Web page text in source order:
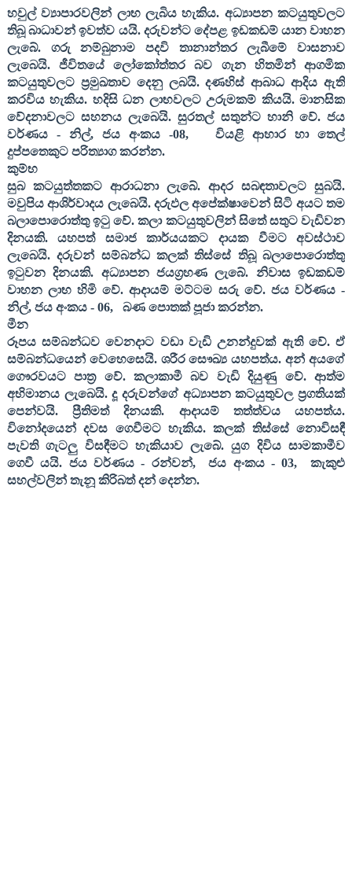
හවුල් ව්‍යාපාරවලින් ලාභ ලැබිය හැකිය. අධ්‍යාපන කටයුතුවලට
තිබූ බාධාවන් ඉවත්ව යයි. දරුවන්ට දේපළ ඉඩකඩම් යාන වාහන
ලැබේ. ගරු නම්බුනාම පදවි තානාන්තර ලැබීමේ වාසනාව
ලැබෙයි. ජීවිතයේ ලෝකෝත්තර බව ගැන හිතමින් ආගමික
කටයුතුවලට ප්‍රමුඛතාව දෙනු ලබයි. දණහිස් ආබාධ ආදිය ඇති
කරවිය හැකිය. හදිසි ධන ලාභවලට උරුමකම් කියයි. මානසික
වේදනාවලට සහනය ලැබෙයි. සුරතල් සතුන්ට හානි වේ. ජය
වර්ණය - නිල්,ජය අංකය -08,
වියළි ආහාර හා තෙල්
දුප්පතෙකුට පරිත්‍යාග කරන්න.
කුම්භ
සුබ කටයුත්තකට ආරාධනා ලැබේ. ආදර සබඳතාවලට සුබයි.
මවුපිය ආශිර්වාදය ලැබෙයි. දරුඵල අපේක්ෂාවෙන් සිටි අයට තම
බලාපොරොත්තු ඉටු වේ. කලා කටයුතුවලින් සිතේ සතුට වැඩිවන
දිනයකි. යහපත් සමාජ කාර්යයකට දායක වීමට අවස්ථාව
ලැබෙයි. දරුවන් සම්බන්ධ කලක් තිස්සේ තිබූ බලාපොරොත්තු
ඉටුවන දිනයකි. අධ්‍යාපන ජයග්‍රහණ ලැබේ. නිවාස ඉඩකඩම්
වාහන ලාභ හිමි වේ. ආදායම් මට්ටම සරු වේ. ජය වර්ණය -
නිල්, ජය අංකය -06,
බණ පොතක් පූජා කරන්න.
මීන
රූපය සම්බන්ධව වෙනදාට වඩා වැඩි උනන්දුවක් ඇති වේ. ඒ
සම්බන්ධයෙන් වෙහෙසෙයි. ශරීර සෞඛ්‍ය යහපත්ය. අන් අයගේ
ගෞරවයට පාත්‍ර වේ. කලාකාමී බව වැඩි දියුණු වේ. ආත්ම
අභිමානය ලැබෙයි. දූ දරුවන්ගේ අධ්‍යාපන කටයුතුවල ප්‍රගතියක්
පෙන්වයි. ප්‍රීතිමත් දිනයකි. ආදායම් තත්ත්වය යහපත්ය.
විනෝදයෙන් දවස ගෙවීමට හැකිය. කලක් තිස්සේ නොවිසඳී
පැවති ගැටලු විසඳීමට හැකියාව ලැබේ. යුග දිවිය සාමකාමීව
ගෙවී යයි. ජය වර්ණය- රන්වන්, ජය අංකය- 03,
කැකුළු
සහල්වලින් තැනූ කිරිබත් දන් දෙන්න.